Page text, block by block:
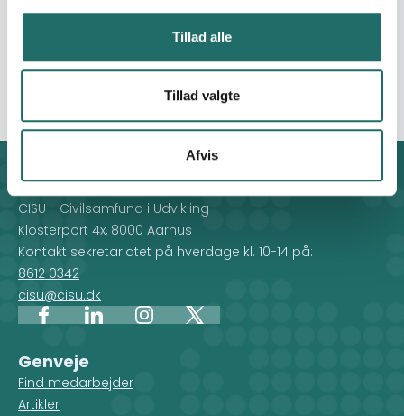
Tillad alle
Tillad valgte
Afvis
handling i forhold til FN’s Verdensmål og den konkrete
case. Projektet udgives på platformen Seismo.dk,
materialeplatformen.
Kontakt
CISU - Civilsamfund i Udvikling
Klosterport 4x, 8000 Aarhus
Kontakt sekretariatet på hverdage kl. 10-14 på:
8612 0342
cisu@cisu.dk
FacebookLinkedInInstagram
X
Genveje
Find medarbejder
Artikler